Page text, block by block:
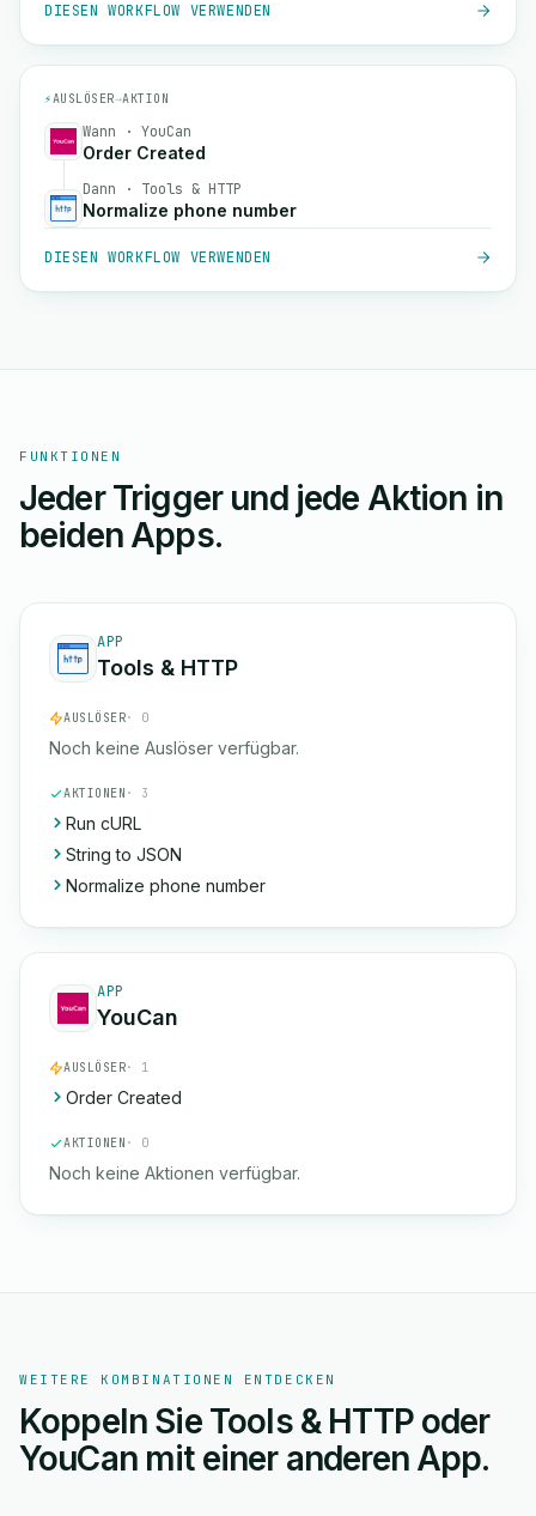
DIESEN WORKFLOW VERWENDEN
⚡AUSLÖSER→AKTION
Wann · YouCan
Order Created
Dann · Tools & HTTP
Normalize phone number
DIESEN WORKFLOW VERWENDEN
FUNKTIONEN
Jeder Trigger und jede Aktion in
beiden Apps.
APP
Tools & HTTP
AUSLÖSER· 0
Noch keine Auslöser verfügbar.
AKTIONEN · 3
Run cURL
String to JSON
Normalize phone number
APP
YouCan
AUSLÖSER· 1
Order Created
AKTIONEN · 0
Noch keine Aktionen verfügbar.
WEITERE KOMBINATIONEN ENTDECKEN
Koppeln Sie Tools & HTTP oder
YouCan mit einer anderen App.